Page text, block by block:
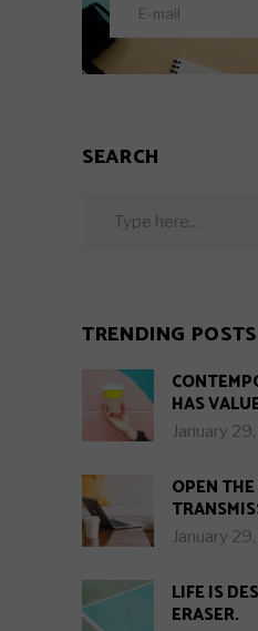
SEARCH
TRENDING POSTS
HAS
January
OPEN
January
LIFE IS
ERASER.